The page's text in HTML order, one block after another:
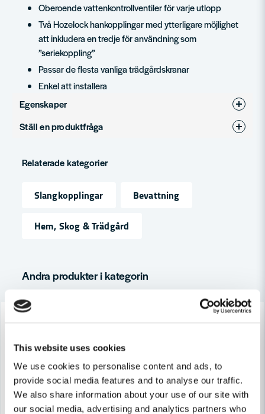
This website uses cookies
We use cookies to personalise content and ads, to
provide social media features and to analyse our traffic.
We also share information about your use of our site with
our social media, advertising and analytics partners who
Oberoende vattenkontrollventiler för varje utlopp
Två Hozelock hankopplingar med ytterligare möjlighet
att inkludera en tredje för användning som
”seriekoppling”
Passar de flesta vanliga trädgårdskranar
Enkel att installera
Egenskaper
Produkttyp
Ställ en produktfråga
Fråga oss något om denna produkten...
Namn
Relaterade kategorier
Slangkopplingar
Bevattning
Hem, Skog & Trädgård
Andra produkter i kategorin
-26%